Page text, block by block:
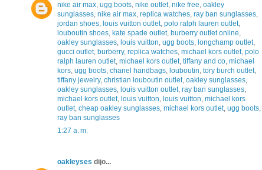
nike air max, ugg boots, nike outlet, nike free, oakley
sunglasses, nike air max, replica watches, ray ban sunglasses,
jordan shoes, louis vuitton outlet, polo ralph lauren outlet,
louboutin shoes, kate spade outlet, burberry outlet online,
oakley sunglasses, louis vuitton, ugg boots, longchamp outlet,
gucci outlet, burberry, replica watches, michael kors outlet, polo
ralph lauren outlet, michael kors outlet, tiffany and co, michael
kors, ugg boots, chanel handbags, louboutin, tory burch outlet,
tiffany jewelry, christian louboutin outlet, oakley sunglasses,
oakley sunglasses, louis vuitton outlet, ray ban sunglasses,
michael kors outlet, louis vuitton, louis vuitton, michael kors
outlet, cheap oakley sunglasses, michael kors outlet, ugg boots,
ray ban sunglasses
1:27 a. m.
oakleyses dijo...